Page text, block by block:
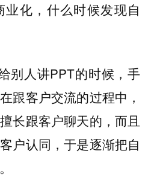
业化，什么时候发现自
别人讲PPT的时候，手
跟客户交流的过程中，
长跟客户聊天的，而且
户认同，于是逐渐把自